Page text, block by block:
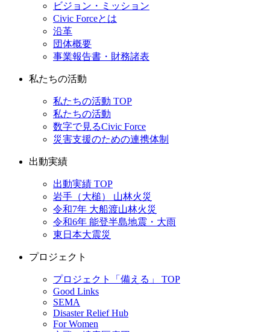
ビジョン・ミッション
Civic Forceとは
沿革
団体概要
事業報告書・財務諸表
私たちの活動
私たちの活動 TOP
私たちの活動
数字で見るCivic Force
災害支援のための連携体制
出動実績
出動実績 TOP
岩手（大槌） 山林火災
令和7年 大船渡山林火災
令和6年 能登半島地震・大雨
東日本大震災
プロジェクト
プロジェクト「備える」 TOP
Good Links
SEMA
Disaster Relief Hub
For Women